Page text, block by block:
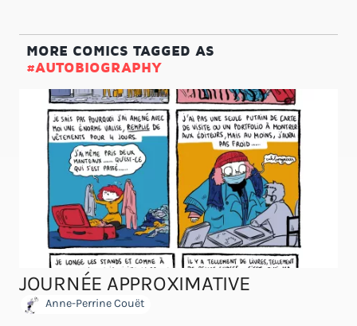
MORE COMICS TAGGED AS
#AUTOBIOGRAPHY
JOURNÉE APPROXIMATIVE
Anne-Perrine Couët